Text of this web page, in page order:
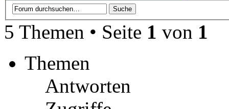
5 Themen • Seite 1 von 1
Themen
Antworten